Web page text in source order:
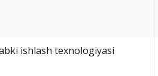
ishlash texnologiyasi